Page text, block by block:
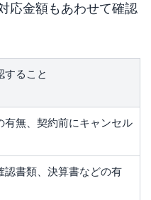
応金額もあわせて確認
すること
有無、契約前にキャンセル
認書類、決算書などの有